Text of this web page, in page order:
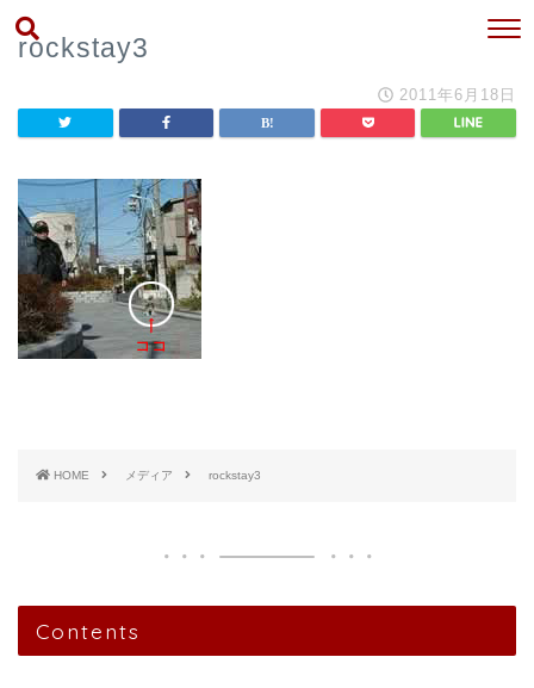
rockstay3
2011年6月18日
HOME メディア rockstay3
Contents